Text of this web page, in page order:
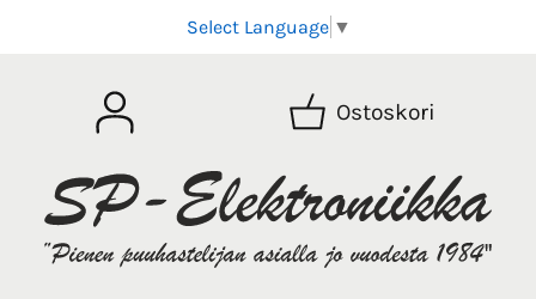
Select Language ▼
Ostoskori